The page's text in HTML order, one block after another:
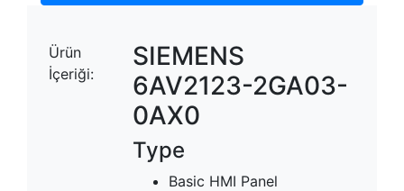
Ürün
İçeriği:
SIEMENS
6AV2123-2GA03-
0AX0
Type
Basic HMI Panel